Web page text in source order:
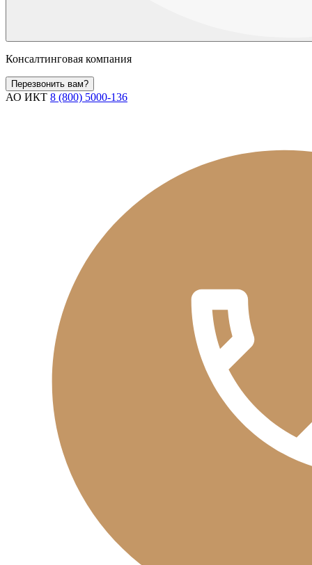
Консалтинговая компания
Перезвонить вам?
АО ИКТ 8 (800) 5000-136